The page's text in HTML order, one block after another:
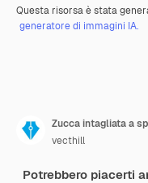
Questa risorsa è stata
generatore di immagini IA.
vecthill
Potrebbero piacerti